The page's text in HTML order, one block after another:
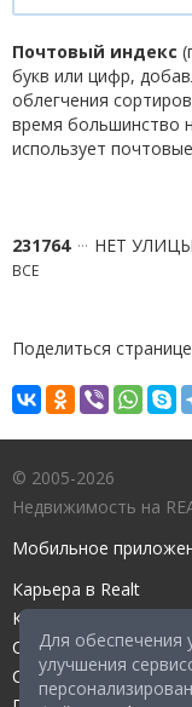
Для обеспечения
улучшения
Почтовый индекс
букв или цифр,
облегчения
время большинство
использует
231764 НЕТ УЛИЦЫ
ВСЕ
Поделиться
© 2005-2026
Недвижимость на
Мобильное
Карьера в Realt
Контакты редакции
Справочный центр
Служба поддержки